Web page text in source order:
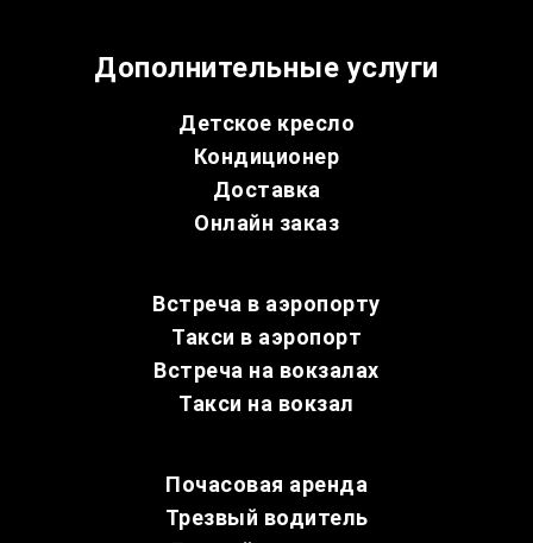
Дополнительные услуги
Детское кресло
Кондиционер
Доставка
Онлайн заказ
Встреча в аэропорту
Такси в аэропорт
Встреча на вокзалах
Такси на вокзал
Почасовая аренда
Трезвый водитель